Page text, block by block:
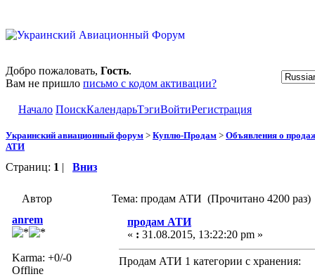
Добро пожаловать, Гость.
Вам не пришло письмо с кодом активации?
Начало ПоискКалендарьТэгиВойтиРегистрация
Украинский авиационный форум > Куплю-Продам > Объявления о
АТИ
Страниц: 1 | Вниз
Автор
Тема: продам АТИ (Прочитано 4200 раз)
anrem
Karma: +0/-0
Offline
продам АТИ
« : 31.08.2015, 13:22:20 pm »
Продам АТИ 1 категории с хранения: